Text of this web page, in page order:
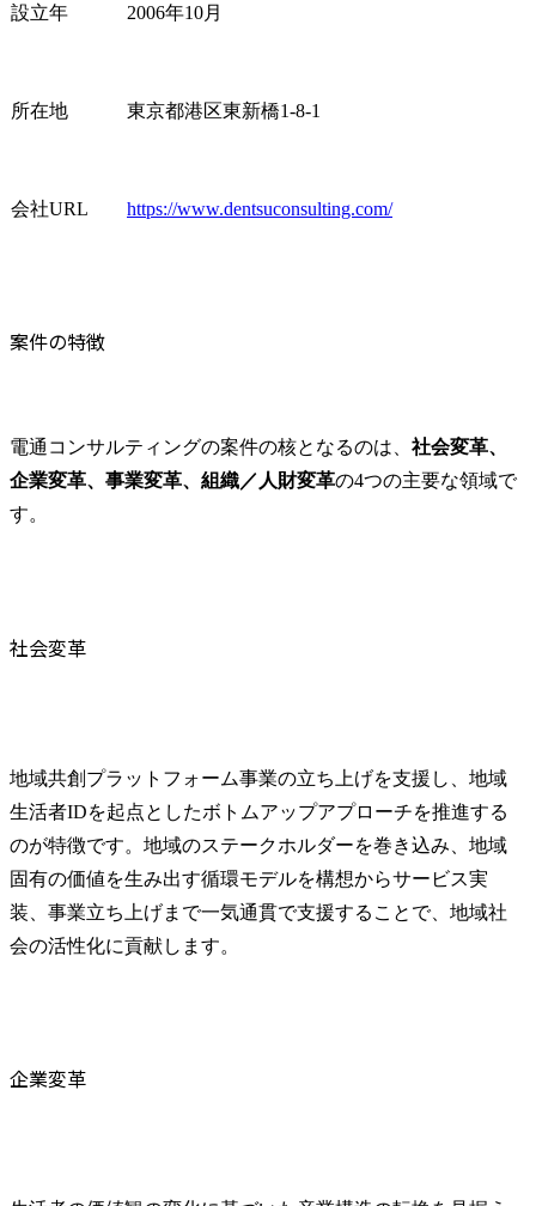
設立年 2006年10月
所在地 東京都港区東新橋1-8-1
会社URL https://www.dentsuconsulting.com/
案件の特徴
電通コンサルティングの案件の核となるのは、 社会変革、
企業変革、事業変革、組織／人財変革の4つの主要な領域で
す。
社会変革
地域共創プラットフォーム事業の立ち上げを支援し、地域
生活者IDを起点としたボトムアップアプローチを推進する
のが特徴です。地域のステークホルダーを巻き込み、地域
固有の価値を生み出す循環モデルを構想からサービス実
装、事業立ち上げまで一気通貫で支援することで、地域社
会の活性化に貢献します。
企業変革